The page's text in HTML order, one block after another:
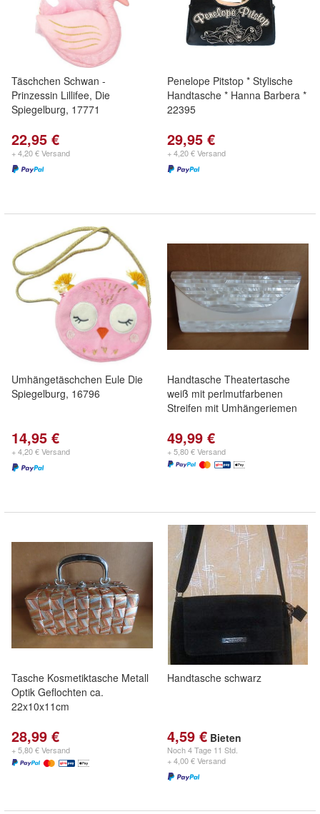
Täschchen Schwan -
Prinzessin Lillifee, Die
Spiegelburg, 17771
22,95 €
+ 4,20 € Versand
Penelope Pitstop * Stylische
Handtasche * Hanna Barbera *
22395
29,95 €
+ 4,20 € Versand
Umhängetäschchen Eule Die
Spiegelburg, 16796
14,95 €
+ 4,20 € Versand
Handtasche Theatertasche
weiß mit perlmutfarbenen
Streifen mit Umhängeriemen
49,99 €
+ 5,80 € Versand
Tasche Kosmetiktasche Metall
Optik Geflochten ca.
22x10x11cm
28,99 €
+ 5,80 € Versand
Handtasche schwarz
4,59 € Bieten
Noch4 Tage 11 Std.
+ 4,00 € Versand